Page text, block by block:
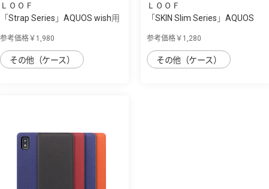
ＬＯＯＦ
「Strap Series」AQUOS wish用
参考価格￥1,980
その他（ケース）
ＬＯＯＦ
「SKIN Slim Series」AQUOS
参考価格￥1,280
その他（ケース）